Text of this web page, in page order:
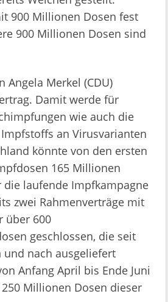
900 Millionen Dosen fest
900 Millionen Dosen sind
Angela Merkel (CDU)
Damit werde für
wie auch die
an Virusvarianten
könnte von den ersten
165 Millionen
die laufende Impfkampagne
zwei Rahmenverträge mit
über 600
geschlossen, die seit
und nach ausgeliefert
Anfang April bis Ende Juni
Millionen Dosen dieser